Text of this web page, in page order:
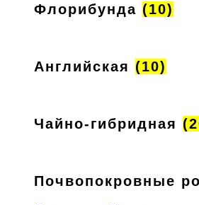
Флорибунда (10)
Английская (10)
Чайно-гибридная
Почвопокровные